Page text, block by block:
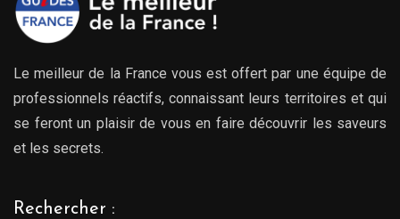
Le meilleur de la France vous est offert par une équipe de
professionnels réactifs, connaissant leurs territoires et qui
se feront un plaisir de vous en faire découvrir les saveurs
et les secrets.
Rechercher :